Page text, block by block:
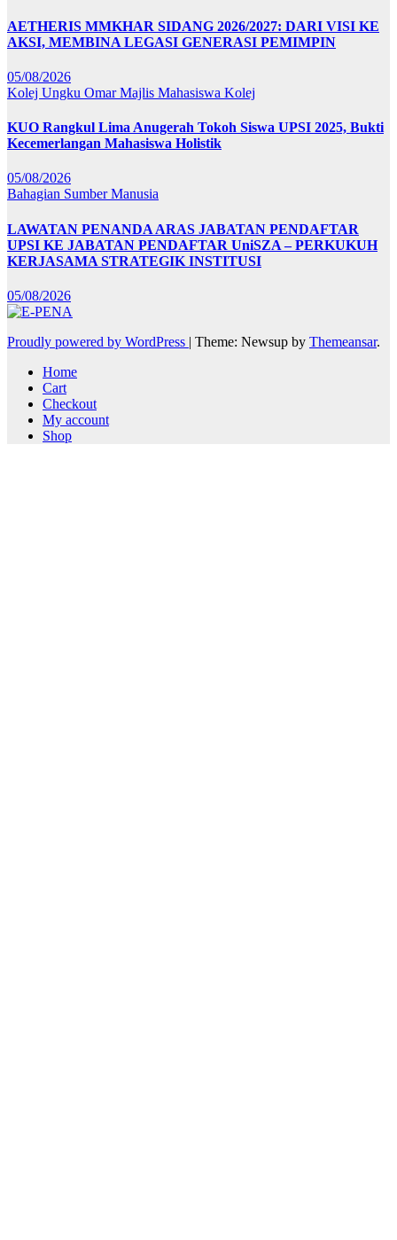
AETHERIS MMKHAR SIDANG 2026/2027: DARI VISI KE
AKSI, MEMBINA LEGASI GENERASI PEMIMPIN
05/08/2026
Kolej Ungku OmarMajlis Mahasiswa Kolej
KUO Rangkul Lima Anugerah Tokoh Siswa UPSI 2025, Bukti
Kecemerlangan Mahasiswa Holistik
05/08/2026
Bahagian Sumber Manusia
LAWATAN PENANDA ARAS JABATAN PENDAFTAR
UPSI KE JABATAN PENDAFTAR UniSZA – PERKUKUH
KERJASAMA STRATEGIK INSTITUSI
05/08/2026
Proudly powered by WordPress | Theme: Newsup by Themeansar.
Home
Cart
Checkout
My account
Shop